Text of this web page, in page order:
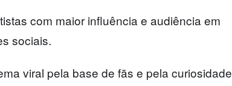
com maior influência e audiência em
sociais.
viral pela base de fãs e pela curiosidade